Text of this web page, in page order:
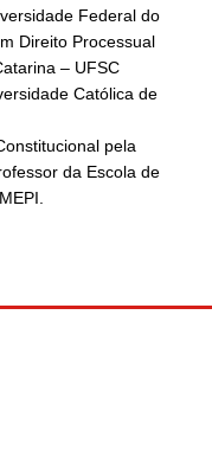
Federal do
Direito Processual
– UFSC
Católica de
pela
da Escola de